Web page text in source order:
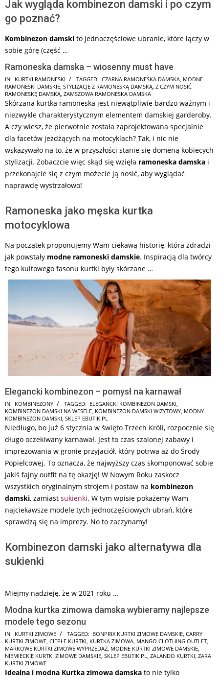
Jak wygląda kombinezon damski i po czym
go poznać?
Kombinezon damski to jednoczęściowe ubranie, które łączy w
sobie górę (część …
Ramoneska damska – wiosenny must have
2026-
07-
18
IN: KURTKI RAMONESKI TAGGED: CZARNA RAMONESKA DAMSKA MODNE
RAMONESKI DAMSKIE STYLIZACJE Z RAMONESKĄ DAMSKĄ Z CZYM NOSIĆ
RAMONESKĘ DAMSKĄ ZAMSZOWA RAMONESKA DAMSKA
Skórzana kurtka ramoneska jest niewątpliwie bardzo ważnym i
niezwykle charakterystycznym elementem damskiej garderoby.
A czy wiesz, że pierwotnie została zaprojektowana specjalnie
dla facetów jeżdżących na motocyklach? Tak, i nic nie
wskazywało na to, że w przyszłości stanie się domeną kobiecych
stylizacji. Zobaczcie więc skąd się wzięła ramoneska damska i
przekonajcie się z czym możecie ją nosić, aby wyglądać
naprawdę wystrzałowo!
Ramoneska jako męska kurtka
motocyklowa
Na początek proponujemy Wam ciekawą historię, która zdradzi
jak powstały modne ramoneski damskie. Inspiracją dla twórcy
tego kultowego fasonu kurtki były skórzane …
Elegancki kombinezon – pomysł na karnawał
2026-
07-
18
IN: KOMBINEZONY TAGGED: ELEGANCKI KOMBINEZON DAMSKI,
KOMBINEZON DAMSKI NA WESELE, KOMBINEZON DAMSKI WIZYTOWY, MODNY
KOMBINEZON DAMSKI, SKLEP EBUTIK.PL
Niedługo, bo już 6 stycznia w święto Trzech Króli, rozpocznie się
długo oczekiwany karnawał. Jest to czas szalonej zabawy i
imprezowania w gronie przyjaciół, który potrwa aż do Środy
Popielcowej. To oznacza, że najwyższy czas skomponować sobie
jakiś fajny outfit na tę okazję! W Nowym Roku zaskocz
wszystkich oryginalnym strojem i postaw na kombinezon
damski, zamiast sukienki. W tym wpisie pokażemy Wam
najciekawsze modele tych jednoczęściowych ubrań, które
sprawdzą się na imprezy. No to zaczynamy!
Kombinezon damski jako alternatywa dla
sukienki
Miejmy nadzieję, że w 2021 roku …
Modna kurtka zimowa damska wybieramy najlepsze
modele tego sezonu
2026-
07-
17
IN: KURTKI ZIMOWE TAGGED: BONPRIX KURTKI ZIMOWE DAMSKIE, CARRY
KURTKI ZIMOWE, CIEPŁE KURTKI, KURTKA ZIMOWA, MANGO CLOTHING OUTLET,
MARKOWE KURTKI ZIMOWE WYPRZEDAŻ, MODNE KURTKI ZIMOWE DAMSKIE,
NIEMIECKIE KURTKI ZIMOWE DAMSKIE, SKLEP EBUTIK.PL, ZALANDO KURTKI, ZARA
KURTKI ZIMOWE
Idealna i modna Kurtka zimowa damska to nie tylko